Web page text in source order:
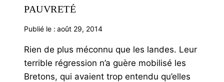
PAUVRETÉ
Publié le : août 29, 2014
Rien de plus méconnu que les landes. Leur
terrible régression n’a guère mobilisé les
Bretons, qui avaient trop entendu qu’elles